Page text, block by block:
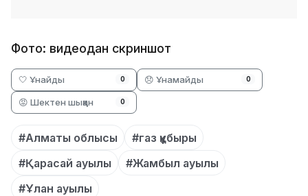
Фото: видеодан скриншот
🤍 Ұнайды 0 😞 Ұнамайды 0
😡 Шектен шыққан 0
#Алматы облысы
#газ құбыры
#Қарасай ауылы
#Жамбыл ауылы
#Ұлан ауылы